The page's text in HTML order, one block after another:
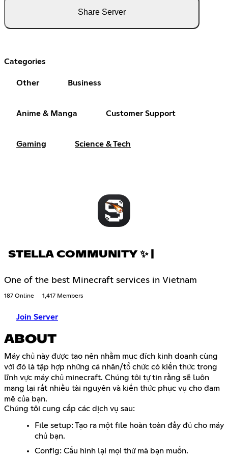
Share Server
Categories
Other Business
Anime & Manga Customer Support
Gaming Science & Tech
STELLA COMMUNITY ✨ |
One of the best Minecraft services in Vietnam
187 Online 1,417 Members
Join Server
ABOUT
Máy chủ này được tạo nên nhằm mục đích kinh doanh cùng
với đó là tập hợp những cá nhân/tổ chức có kiến thức trong
lĩnh vực máy chủ minecraft. Chúng tôi tự tin rằng sẽ luôn
mang lại rất nhiều tài nguyên và kiến thức phục vụ cho đam
mê của bạn.
Chúng tôi cung cấp các dịch vụ sau:
File setup: Tạo ra một file hoàn toàn đầy đủ cho máy
chủ bạn.
Config: Cấu hình lại mọi thứ mà bạn muốn.